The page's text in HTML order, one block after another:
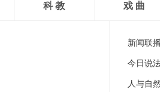
科 教
戏 曲
新闻联
今日说
人与自